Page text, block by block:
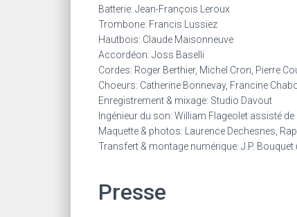
Batterie: Jean-François Leroux
Trombone: Francis Lussiez
Hautbois: Claude Maisonneuve
Accordéon: Joss Baselli
Cordes: Roger Berthier, Michel Cron, Pierre
Choeurs: Catherine Bonnevay, Francine
Enregistrement & mixage: Studio Davout
Ingénieur du son: William Flageolet assisté
Maquette & photos: Laurence Dechesnes,
Transfert & montage numérique: J.P.
Presse